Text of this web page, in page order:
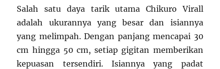
Salah satu daya tarik utama Chikuro Virall
adalah ukurannya yang besar dan isiannya
yang melimpah. Dengan panjang mencapai 30
cm hingga 50 cm, setiap gigitan memberikan
kepuasan tersendiri. Isiannya yang padat